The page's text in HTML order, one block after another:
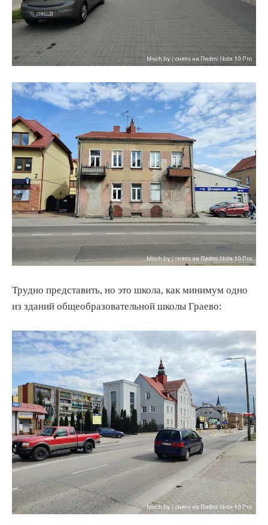
Трудно представить, но это школа, как минимум одно
из зданий общеобразовательной школы Граево: